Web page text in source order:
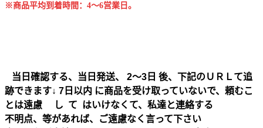
※商品平均到着時間：4～6営業日。
当日確認する、当日発送、 2～3日 後、下記のＵＲＬて追
跡できます↓ 7日以内 に商品を受け取っていないで、頼むこ
とは遠慮 し て はいけなくて、私達と連絡する
不明点、等があれば、ご遠慮なく言って下さい